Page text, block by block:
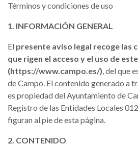
Términos y condiciones de uso
1. INFORMACIÓN GENERAL
El presente aviso legal recoge las
que rigen el acceso y el uso de
(https://www.campo.es/), del que
de Campo. El contenido generado a
es propiedad del Ayuntamiento de
Registro de las Entidades Locales
figuran al pie de esta página.
2. CONTENIDO